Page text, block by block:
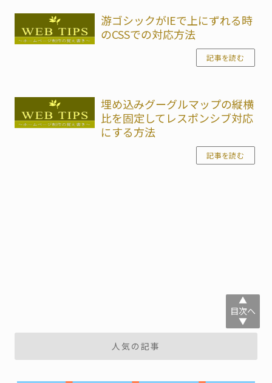
游ゴシックがIEで上にずれる時
のCSSでの対応方法
記事を読む
埋め込みグーグルマップの縦横
比を固定してレスポンシブ対応
にする方法
記事を読む
人気の記事
▲
目次へ
▲